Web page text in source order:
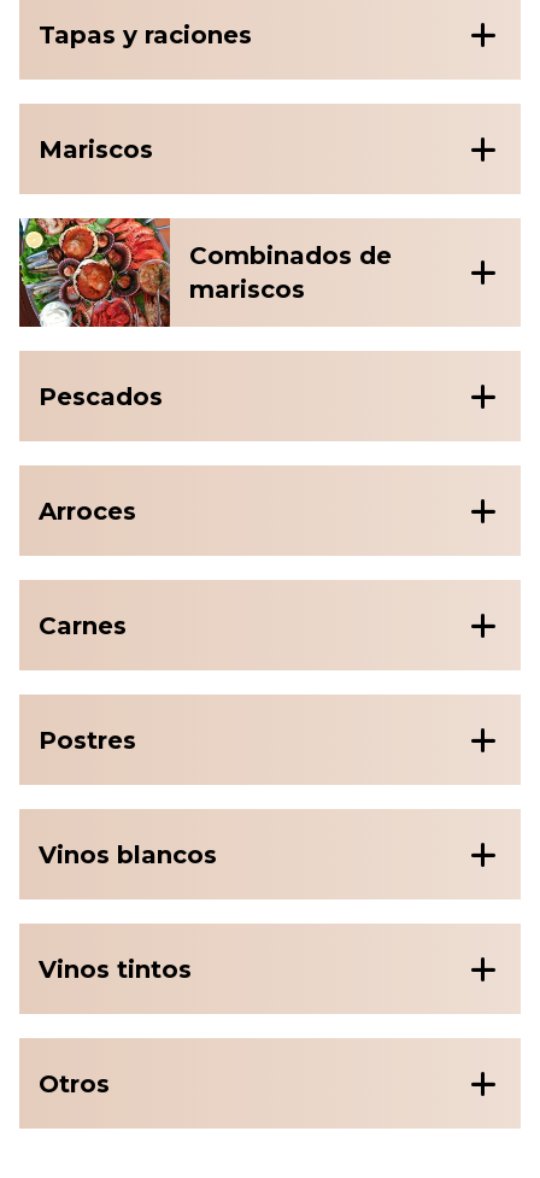
Tapas y raciones
Mariscos
Combinados de
mariscos
Pescados
Arroces
Carnes
Postres
Vinos blancos
Vinos tintos
Otros